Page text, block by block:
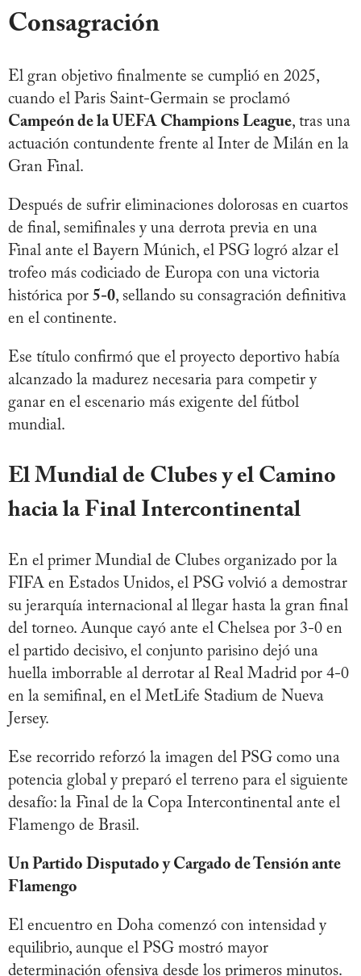
Consagración
El gran objetivo finalmente se cumplió en 2025,
cuando el Paris Saint-Germain se proclamó
Campeón de la UEFA Champions League, tras una
actuación contundente frente al Inter de Milán en la
Gran Final.
Después de sufrir eliminaciones dolorosas en cuartos
de final, semifinales y una derrota previa en una
Final ante el Bayern Múnich, el PSG logró alzar el
trofeo más codiciado de Europa con una victoria
histórica por 5-0, sellando su consagración definitiva
en el continente.
Ese título confirmó que el proyecto deportivo había
alcanzado la madurez necesaria para competir y
ganar en el escenario más exigente del fútbol
mundial.
El Mundial de Clubes y el Camino
hacia la Final Intercontinental
En el primer Mundial de Clubes organizado por la
FIFA en Estados Unidos, el PSG volvió a demostrar
su jerarquía internacional al llegar hasta la gran final
del torneo. Aunque cayó ante el Chelsea por 3-0 en
el partido decisivo, el conjunto parisino dejó una
huella imborrable al derrotar al Real Madrid por 4-0
en la semifinal, en el MetLife Stadium de Nueva
Jersey.
Ese recorrido reforzó la imagen del PSG como una
potencia global y preparó el terreno para el siguiente
desafío: la Final de la Copa Intercontinental ante el
Flamengo de Brasil.
Un Partido Disputado y Cargado de Tensión ante
Flamengo
El encuentro en Doha comenzó con intensidad y
equilibrio, aunque el PSG mostró mayor
determinación ofensiva desde los primeros minutos.